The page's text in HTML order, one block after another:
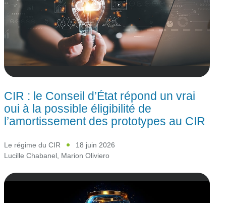
CIR : le Conseil d’État répond un vrai
oui à la possible éligibilité de
l’amortissement des prototypes au CIR
Le régime du CIR
18 juin 2026
Lucille Chabanel Marion Oliviero